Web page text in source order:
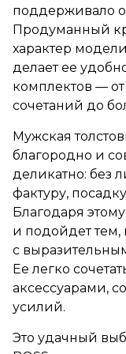
поддерживало
Продуманный
характер
делает ее
комплектов —
сочетаний до
Мужская
благородно и
деликатно: без
фактуру,
Благодаря
и подойдет тем,
с
Ее легко
аксессуарами,
усилий.
Это удачный